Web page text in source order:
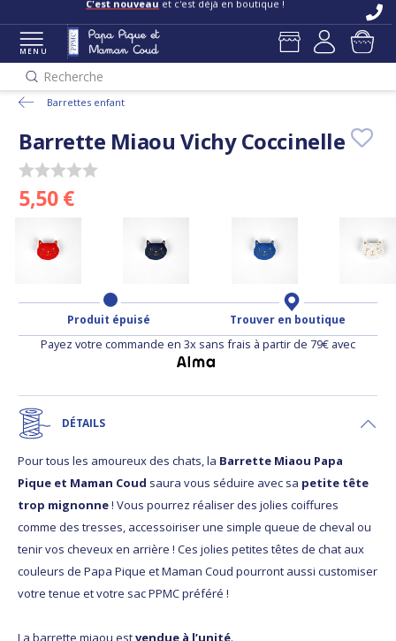
C'est nouveau et c'est déjà en boutique !
MENU
Recherche
Barrettes enfant
Barrette Miaou Vichy Coccinelle
5,50 €
Produit épuisé Trouver en boutique
Payez votre commande en 3x sans frais à partir de 79€ avec
DÉTAILS
Pour tous les amoureux des chats, la Barrette Miaou Papa
Pique et Maman Coud saura vous séduire avec sa petite tête
trop mignonne! Vous pourrez réaliser des jolies coiffures
comme des tresses, accessoiriser une simple queue de cheval ou
tenir vos cheveux en arrière ! Ces jolies petites têtes de chat aux
couleurs de Papa Pique et Maman Coud pourront aussi customiser
votre tenue et votre sac PPMC préféré !
La barrette miaou estvendue à l’unité.